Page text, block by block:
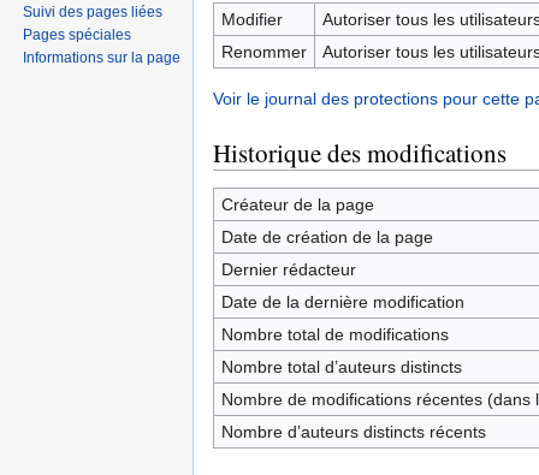
Modifier
Autoriser tous les
Renommer
Autoriser tous les
Voir le journal des protections pour cette
Historique des modifications
Créateur de la page
Date de création de la page
Dernier rédacteur
Date de la dernière modification
Nombre total de modifications
Nombre total d’auteurs distincts
Nombre de modifications récentes (dans
Nombre d’auteurs distincts récents
Suivi des pages liées
Pages spéciales
Informations sur la page